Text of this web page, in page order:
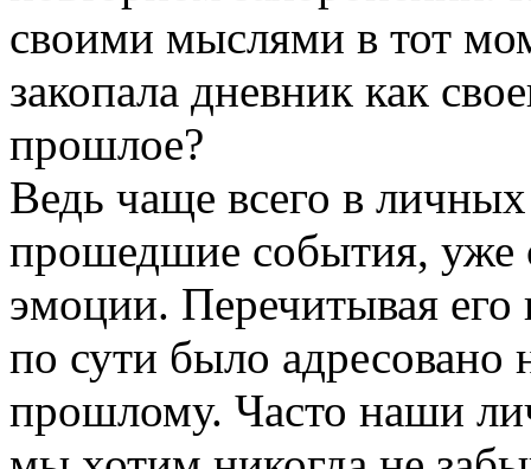
своими мыслями в тот
закопала дневник как
прошлое?
Ведь чаще всего в
прошедшие события,
эмоции. Перечитывая
по сути было адресовано
прошлому. Часто наши